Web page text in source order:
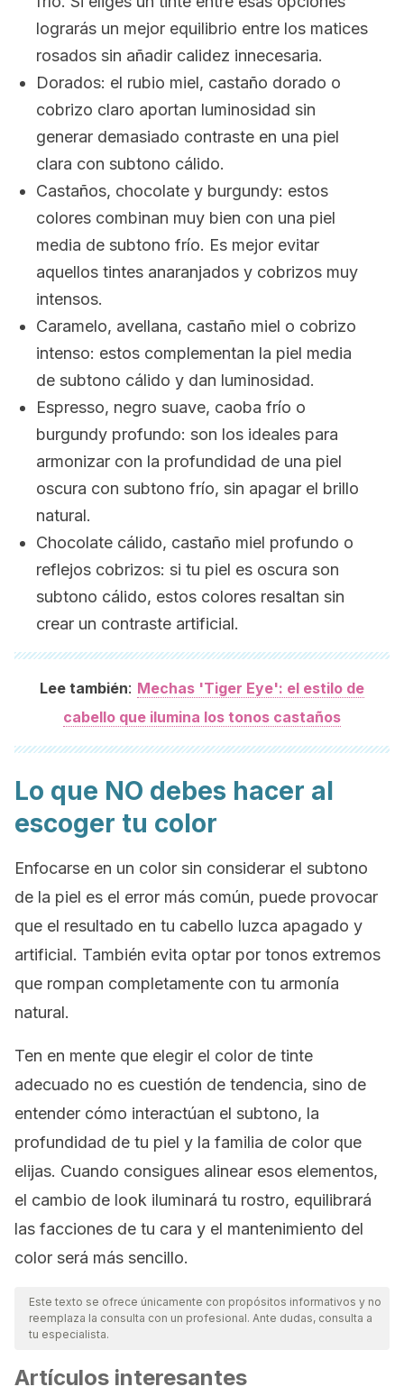
lograrás un mejor equilibrio entre los matices
rosados sin añadir calidez innecesaria.
Dorados: el rubio miel, castaño dorado o
cobrizo claro aportan luminosidad sin
generar demasiado contraste en una piel
clara con subtono cálido.
Castaños, chocolate y burgundy: estos
colores combinan muy bien con una piel
media de subtono frío. Es mejor evitar
aquellos tintes anaranjados y cobrizos muy
intensos.
Caramelo, avellana, castaño miel o cobrizo
intenso: estos complementan la piel media
de subtono cálido y dan luminosidad.
Espresso, negro suave, caoba frío o
burgundy profundo: son los ideales para
armonizar con la profundidad de una piel
oscura con subtono frío, sin apagar el brillo
natural.
Chocolate cálido, castaño miel profundo o
reflejos cobrizos: si tu piel es oscura son
subtono cálido, estos colores resaltan sin
crear un contraste artificial.
Lee también: Mechas 'Tiger Eye': el estilo de
cabello que ilumina los tonos castaños
Lo que NO debes hacer al
escoger tu color
Enfocarse en un color sin considerar el subtono
de la piel es el error más común, puede provocar
que el resultado en tu cabello luzca apagado y
artificial. También evita optar por tonos extremos
que rompan completamente con tu armonía
natural.
Ten en mente que elegir el color de tinte
adecuado no es cuestión de tendencia, sino de
entender cómo interactúan el subtono, la
profundidad de tu piel y la familia de color que
elijas. Cuando consigues alinear esos elementos,
el cambio de look iluminará tu rostro, equilibrará
las facciones de tu cara y el mantenimiento del
color será más sencillo.
Este texto se ofrece únicamente con propósitos informativos y no
reemplaza la consulta con un profesional. Ante dudas, consulta a
tu especialista.
Artículos interesantes